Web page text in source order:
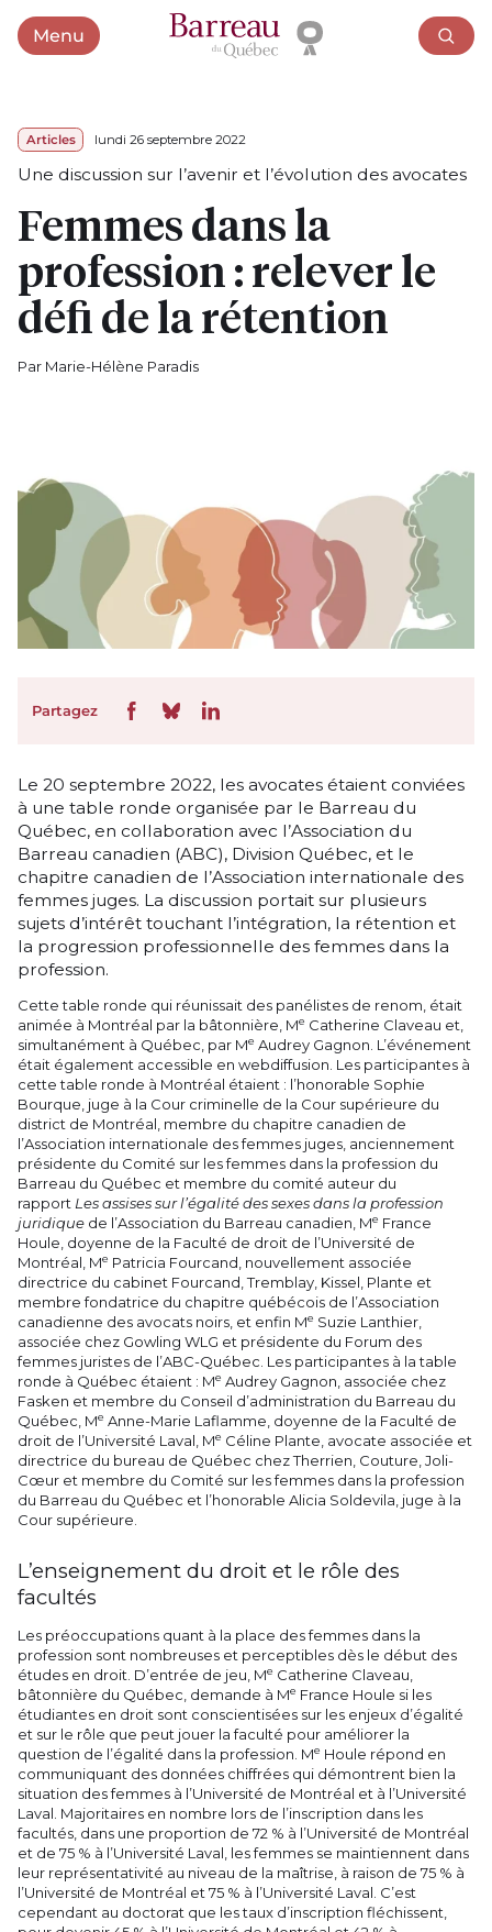
MenuOuvrir le menu
Articles lundi 26 septembre 2022
Une discussion sur l’avenir et l’évolution des avocates
Femmes dans la
profession : relever le
défi de la rétention
Par Marie-Hélène Paradis
Partagez
Le 20 septembre 2022, les avocates étaient conviées
à une table ronde organisée par le Barreau du
Québec, en collaboration avec l’Association du
Barreau canadien (ABC), Division Québec, et le
chapitre canadien de l’Association internationale des
femmes juges. La discussion portait sur plusieurs
sujets d’intérêt touchant l’intégration, la rétention et
la progression professionnelle des femmes dans la
profession.
Cette table ronde qui réunissait des panélistes de renom, était
animée à Montréal par la bâtonnière, Me Catherine Claveau et,
simultanément à Québec, par Me Audrey Gagnon. L’événement
était également accessible en webdiffusion. Les participantes à
cette table ronde à Montréal étaient : l’honorable Sophie
Bourque, juge à la Cour criminelle de la Cour supérieure du
district de Montréal, membre du chapitre canadien de
l’Association internationale des femmes juges, anciennement
présidente du Comité sur les femmes dans la profession du
Barreau du Québec et membre du comité auteur du
rapport Les assises sur l’égalité des sexes dans la profession
juridique de l’Association du Barreau canadien, Me France
Houle, doyenne de la Faculté de droit de l’Université de
Montréal, Me Patricia Fourcand, nouvellement associée
directrice du cabinet Fourcand, Tremblay, Kissel, Plante et
membre fondatrice du chapitre québécois de l’Association
canadienne des avocats noirs, et enfin Me Suzie Lanthier,
associée chez Gowling WLG et présidente du Forum des
femmes juristes de l’ABC-Québec. Les participantes à la table
ronde à Québec étaient : Me Audrey Gagnon, associée chez
Fasken et membre du Conseil d’administration du Barreau du
Québec, Me Anne-Marie Laflamme, doyenne de la Faculté de
droit de l’Université Laval, Me Céline Plante, avocate associée et
directrice du bureau de Québec chez Therrien, Couture, Joli-
Cœur et membre du Comité sur les femmes dans la profession
du Barreau du Québec et l’honorable Alicia Soldevila, juge à la
Cour supérieure.
L’enseignement du droit et le rôle des
facultés
Les préoccupations quant à la place des femmes dans la
profession sont nombreuses et perceptibles dès le début des
études en droit. D’entrée de jeu, Me Catherine Claveau,
bâtonnière du Québec, demande à Me France Houle si les
étudiantes en droit sont conscientisées sur les enjeux d’égalité
et sur le rôle que peut jouer la faculté pour améliorer la
question de l’égalité dans la profession. Me Houle répond en
communiquant des données chiffrées qui démontrent bien la
situation des femmes à l’Université de Montréal et à l’Université
Laval. Majoritaires en nombre lors de l’inscription dans les
facultés, dans une proportion de 72 % à l’Université de Montréal
et de 75 % à l’Université Laval, les femmes se maintiennent dans
leur représentativité au niveau de la maîtrise, à raison de 75 % à
l’Université de Montréal et 75 % à l’Université Laval. C’est
cependant au doctorat que les taux d’inscription fléchissent,